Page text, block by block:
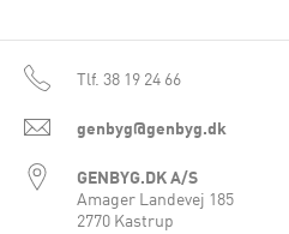
Tlf. 38 19 24 66
genbyg@genbyg.dk
GENBYG.DK A/S
Amager Landevej 185
2770 Kastrup